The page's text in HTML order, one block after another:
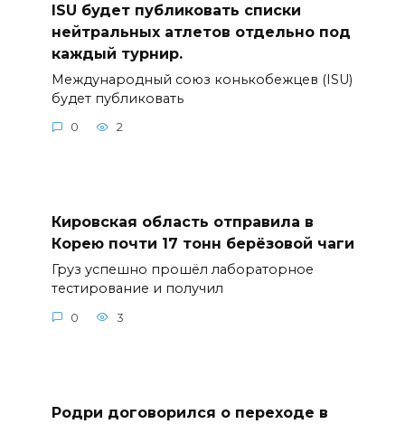
ISU будет публиковать списки
нейтральных атлетов отдельно под
каждый турнир.
Международный союз конькобежцев (ISU)
будет публиковать
0 2
Кировская область отправила в
Корею почти 17 тонн берёзовой чаги
Груз успешно прошёл лабораторное
тестирование и получил
0 3
Родри договорился о переходе в